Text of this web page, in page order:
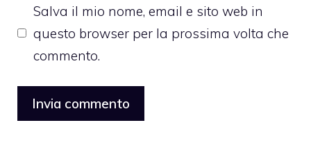
Salva il mio nome, email e sito web in
questo browser per la prossima volta che
commento.